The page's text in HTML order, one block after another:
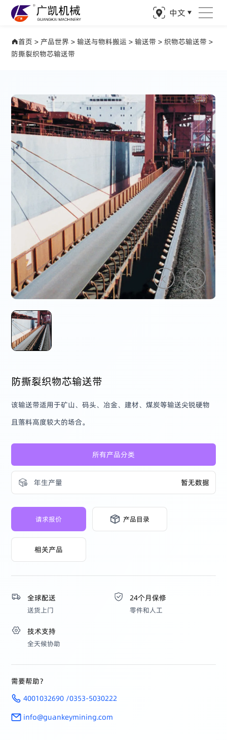
中文
产品世界 驱动矿业精准钻探
首页 >产品世界 >输送与物料搬运 >输送带 >织物芯输送带 >
防撕裂织物芯输送带
防撕裂织物芯输送带
该输送带适用于矿山、码头、冶金、建材、煤炭等输送尖锐硬物
且落料高度较大的场合。
所有产品分类
年生产量 暂无数据
请求报价 产品目录
相关产品
全球配送
送货上门
24个月保修
零件和人工
技术支持
全天候协助
需要帮助？
4001032690 /0353-5030222
info@guankeymining.com